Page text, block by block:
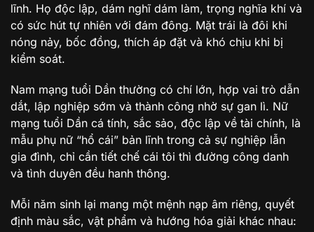
lĩnh. Họ độc lập, dám nghĩ dám làm, trọng nghĩa khí và
có sức hút tự nhiên với đám đông. Mặt trái là đôi khi
nóng nảy, bốc đồng, thích áp đặt và khó chịu khi bị
kiểm soát.
Nam mạng tuổi Dần thường có chí lớn, hợp vai trò dẫn
dắt, lập nghiệp sớm và thành công nhờ sự gan lì. Nữ
mạng tuổi Dần cá tính, sắc sảo, độc lập về tài chính, là
mẫu phụ nữ “hổ cái” bản lĩnh trong cả sự nghiệp lẫn
gia đình, chỉ cần tiết chế cái tôi thì đường công danh
và tình duyên đều hanh thông.
Mỗi năm sinh lại mang một mệnh nạp âm riêng, quyết
định màu sắc, vật phẩm và hướng hóa giải khác nhau: